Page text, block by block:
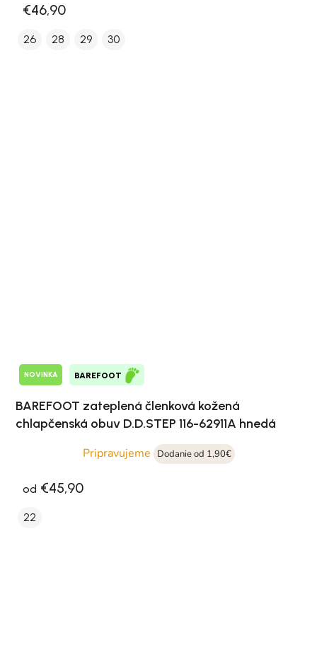
€46,90
26 28 29 30
NOVINKA BAREFOOT
BAREFOOT zateplená členková kožená
chlapčenská obuv D.D.STEP 116-62911A hnedá
Pripravujeme
Dodanie od 1,90€
od €45,90
22